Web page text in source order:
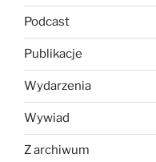
Podcast
Publikacje
Wydarzenia
Wywiad
Z archiwum